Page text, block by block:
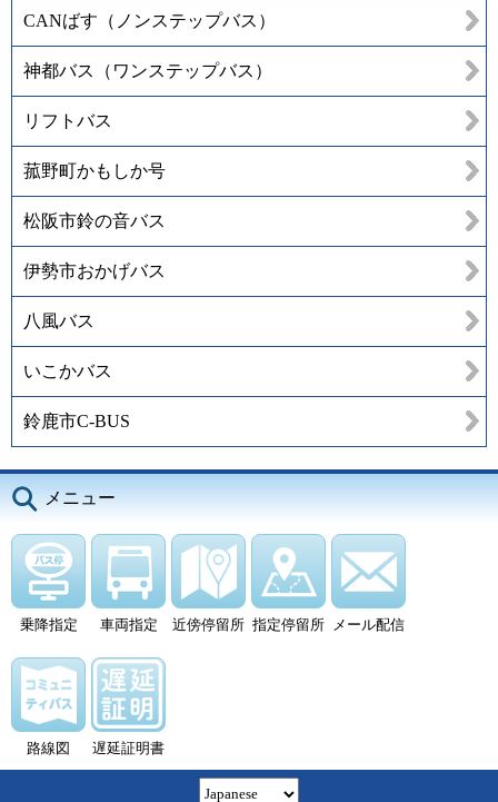
CANばす（ノンステップバス）
神都バス（ワンステップバス）
リフトバス
菰野町かもしか号
松阪市鈴の音バス
伊勢市おかげバス
八風バス
いこかバス
鈴鹿市C-BUS
メニュー
乗降指定 車両指定 近傍停留所 指定停留所 メール配信
路線図 遅延証明書